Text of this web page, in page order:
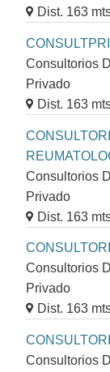
Dist. 163
Consultorios
Privado
Dist. 163
Consultorios
Privado
Dist. 163
Consultorios
Privado
Dist. 163
Consultorios